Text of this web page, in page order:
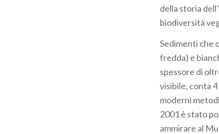
della storia
biodiversità
Sedimenti che
fredda) e
spessore di
visibile, conta
moderni
2001 è stato
ammirare al